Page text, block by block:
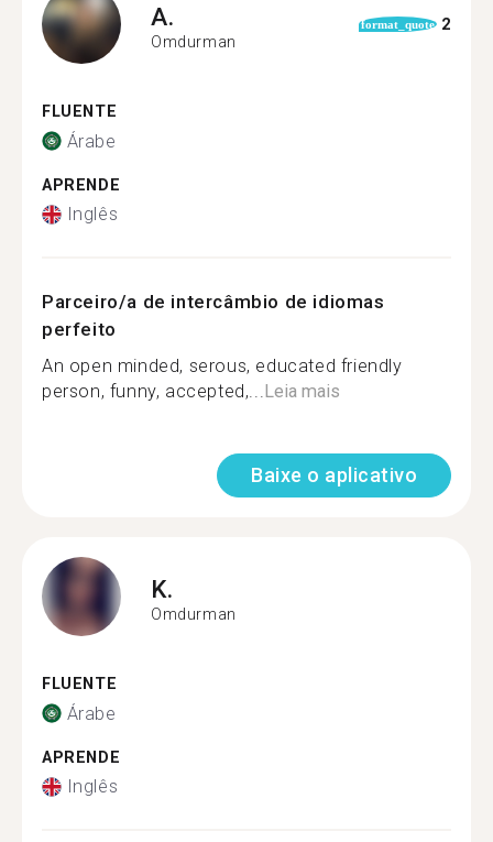
A.
Omdurman
format_quote 2
FLUENTE
Árabe
APRENDE
Inglês
Parceiro/a de intercâmbio de idiomas
perfeito
An open minded, serous, educated friendly
person, funny, accepted,...Leia mais
Baixe o aplicativo
K.
Omdurman
FLUENTE
Árabe
APRENDE
Inglês